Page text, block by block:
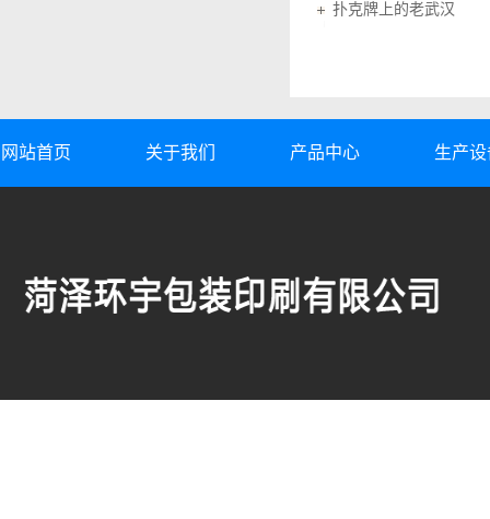
扑克牌上的老武汉
网站首页 关于我们 产品中心 生产